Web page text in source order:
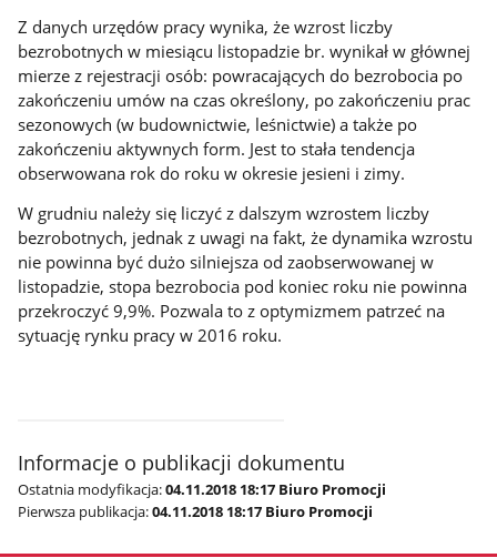
Z danych urzędów pracy wynika, że wzrost liczby
bezrobotnych w miesiącu listopadzie br. wynikał w głównej
mierze z rejestracji osób: powracających do bezrobocia po
zakończeniu umów na czas określony, po zakończeniu prac
sezonowych (w budownictwie, leśnictwie) a także po
zakończeniu aktywnych form. Jest to stała tendencja
obserwowana rok do roku w okresie jesieni i zimy.
W grudniu należy się liczyć z dalszym wzrostem liczby
bezrobotnych, jednak z uwagi na fakt, że dynamika wzrostu
nie powinna być dużo silniejsza od zaobserwowanej w
listopadzie, stopa bezrobocia pod koniec roku nie powinna
przekroczyć 9,9%. Pozwala to z optymizmem patrzeć na
sytuację rynku pracy w 2016 roku.
Informacje o publikacji dokumentu
Ostatnia modyfikacja:04.11.2018 18:17 Biuro Promocji
Pierwsza publikacja:04.11.2018 18:17 Biuro Promocji